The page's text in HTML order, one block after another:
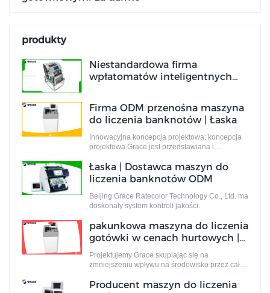
produkty
Niestandardowa firma
wpłatomatów inteligentnych
Firma ODM przenośna maszyna
do liczenia banknotów | Łaska
Innowacyjna koncepcja projektowa: koncepcja
projektowa Grace jest przedstawiana i
są pełni innowacyjnych pomysłów projektowych.
Te pomysły nie tylko spełniają standardy
wymagania rynku.
Łaska | Dostawca maszyn do
liczenia banknotów ODM
Beijing Grace Ratecolor Technology Co., Ltd. ma
doskonały system kontroli jakości.
pakunkowa maszyna do liczenia
gotówki w cenach hurtowych |
Łaska
Projektujemy Grace skupiając się na
zmniejszeniu wpływu na środowisko przez cały
Producent maszyn do liczenia